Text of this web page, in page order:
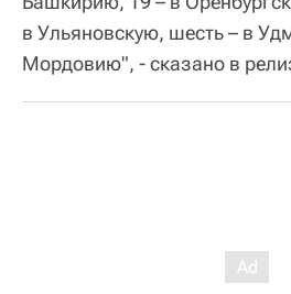
в Ульяновскую, шесть – в
Мордовию", - сказано в